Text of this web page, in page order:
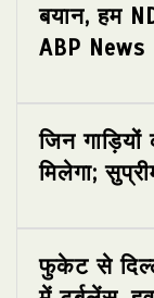
बयान, हम
ABP News
जिन गाड़ियों
मिलेगा;
फुकेट से